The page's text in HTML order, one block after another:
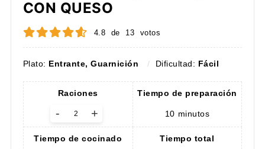
CON QUESO
4.8 de 13 votos
Plato: Entrante, Guarnición Dificultad: Fácil
Raciones
+
-
Tiempo de preparación
10 minutos
Tiempo de cocinado Tiempo total